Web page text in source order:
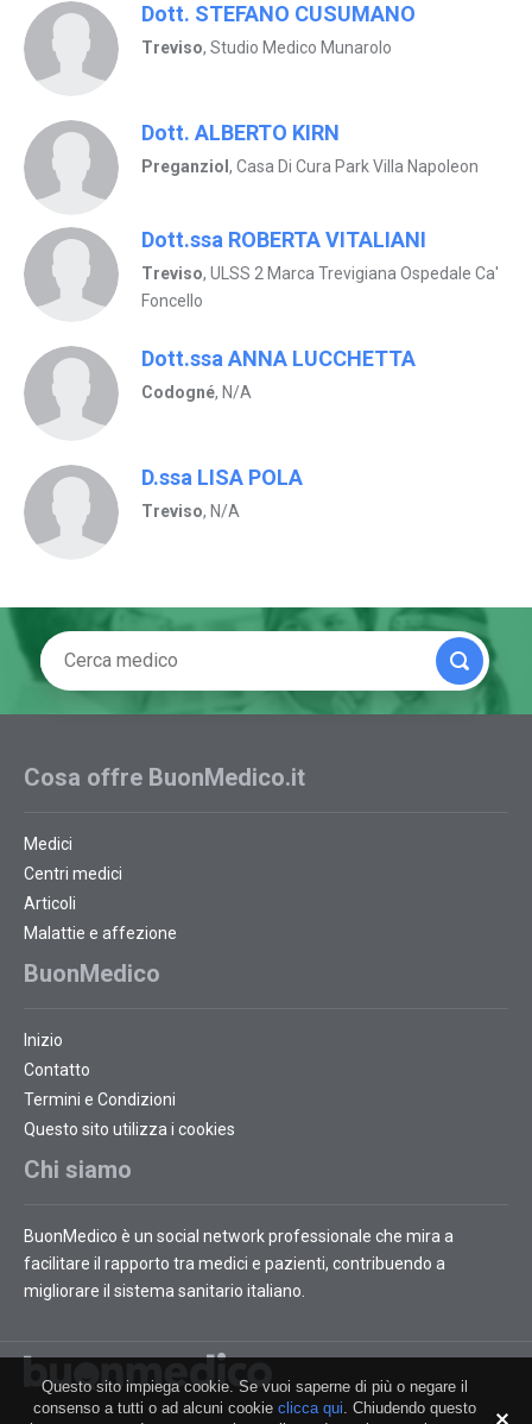
Dott. STEFANO CUSUMANO
Treviso, Studio Medico Munarolo
Dott. ALBERTO KIRN
Preganziol , Casa Di Cura Park Villa Napoleon
Dott.ssa ROBERTA VITALIANI
Treviso, ULSS 2 Marca Trevigiana Ospedale Ca'
Foncello
Dott.ssa ANNA LUCCHETTA
Codogné, N/A
D.ssa LISA POLA
Treviso, N/A
Cosa offre BuonMedico.it
Medici
Centri medici
Articoli
Malattie e affezione
BuonMedico
Inizio
Contatto
Termini e Condizioni
Questo sito utilizza i cookies
Chi siamo
BuonMedico è un social network professionale che mira a
facilitare il rapporto tra medici e pazienti, contribuendo a
migliorare il sistema sanitario italiano.
Questo sito impiega cookie. Se vuoi saperne di più o negare il
consenso a tutti o ad alcuni cookie clicca qui. Chiudendo questo